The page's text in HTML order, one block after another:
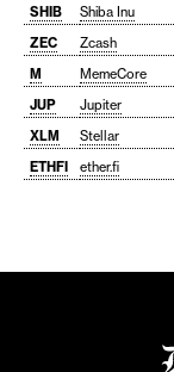
SHIB
Shiba Inu
ZEC
Zcash
M
MemeCore
JUP
Jupiter
XLM
Stellar
ETHFI
ether.fi